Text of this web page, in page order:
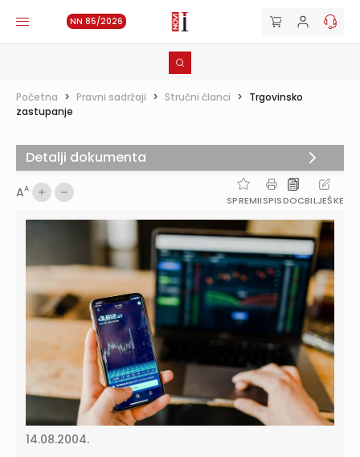
NN 85/2026
Početna > Pravni sadržaji > Stručni članci > Trgovinsko
zastupanje
AA
SPREMIISPISDOCBILJEŠKE
14.08.2004.
Detalji dokumenta